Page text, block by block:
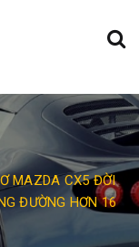
MAZDA CX5 ĐỜI
ĐƯỜNG HƠN 16